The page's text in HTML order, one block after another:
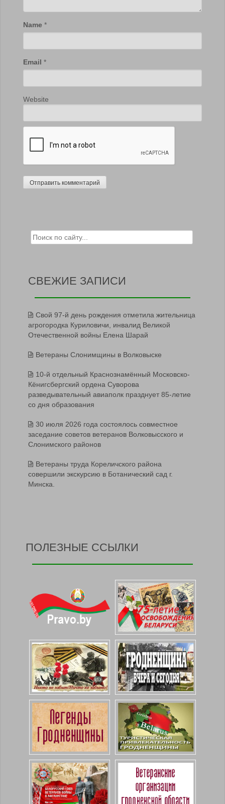
Name *
Email *
Website
Search for:
СВЕЖИЕ ЗАПИСИ
Свой 97-й день рождения отметила жительница
агрогородка Куриловичи, инвалид Великой
Отечественной войны Елена Шарай
Ветераны Слонимщины в Волковыске
10-й отдельный Краснознамённый Московско-
Кёнигсбергский ордена Суворова
разведывательный авиаполк празднует 85-летие
со дня образования
30 июля 2026 года состоялось совместное
заседание советов ветеранов Волковысского и
Слонимского районов
Ветераны труда Кореличского района
совершили экскурсию в Ботанический сад г.
Минска.
ПОЛЕЗНЫЕ ССЫЛКИ